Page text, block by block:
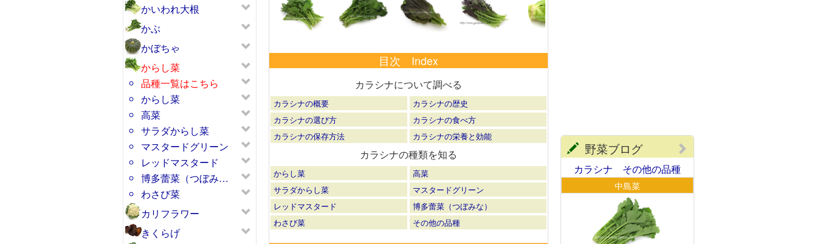
かいわれ大根
かぶ
かぼちゃ
からし菜
品種一覧はこちら
からし菜
高菜
サラダからし菜
マスタードグリーン
レッドマスタード
博多蕾菜（つぼみ…
わさび菜
カリフラワー
きくらげ
目次 Index
カラシナについて調べる
カラシナの概要
カラシナの歴史
カラシナの選び方
カラシナの食べ方
カラシナの保存方法
カラシナの栄養と効能
カラシナの種類を知る
からし菜
高菜
サラダからし菜
マスタードグリーン
レッドマスタード
博多蕾菜（つぼみな）
わさび菜
その他の品種
野菜ブログ
カラシナ その他の品種
中島菜